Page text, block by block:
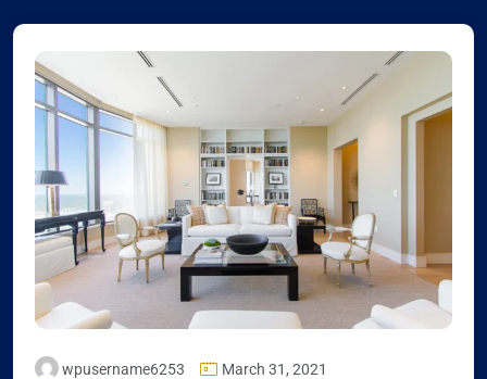
wpusername6253
March 31, 2021